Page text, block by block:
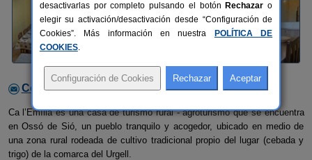
Contactar con el alojamiento
Ca l’Emília es una casa de turismo rural - agroturismo que se encuentra
en Ossó de Sió, un pueblo tranquilo y acogedor, ubicado en medio de
una zona rural rodeada de cultivo tradicional propio del lugar (cebada y
trigo) de la comarca del Urgell.
desactivarlas por completo pulsando el botón Rechazar o
elegir su activación/desactivación desde “Configuración de
Cookies”. Más información en nuestra
POLÍTICA DE
COOKIES.